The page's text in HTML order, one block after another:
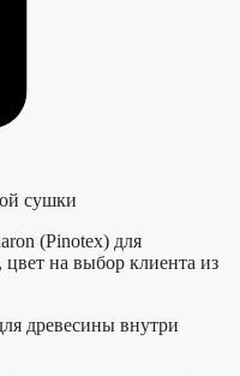
сушки
(Pinotex) для
на выбор клиента из
древесины внутри